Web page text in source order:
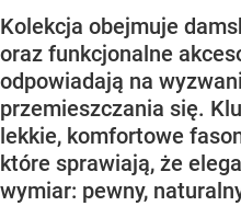
Kolekcja obejmuje
oraz funkcjonalne
odpowiadają na
przemieszczania się.
lekkie, komfortowe
które sprawiają, że
wymiar: pewny,